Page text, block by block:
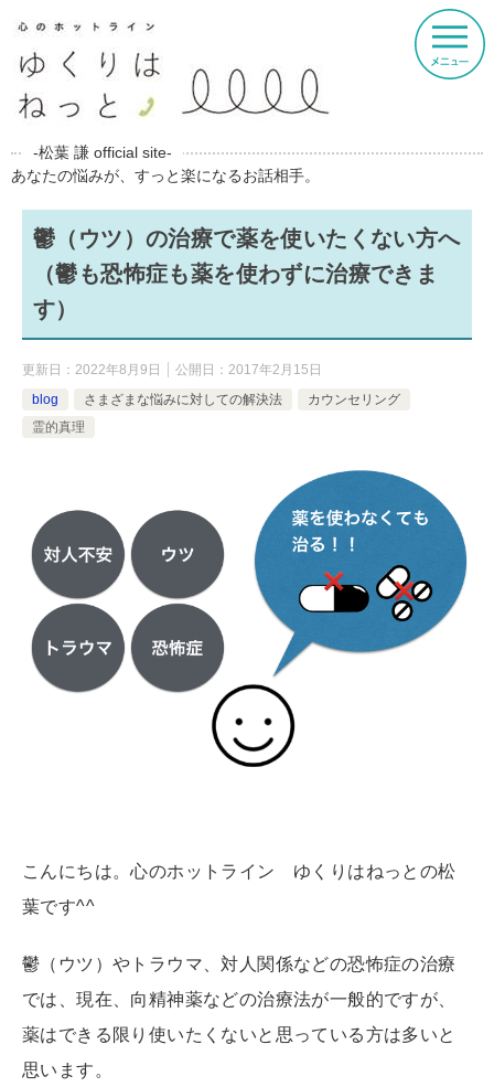
-松葉 謙 official site-
あなたの悩みが、すっと楽になるお話相手。
鬱（ウツ）の治療で薬を使いたくない方へ
（鬱も恐怖症も薬を使わずに治療できま
す）
更新日： 2022年8月9日 公開日： 2017年2月15日
blog
さまざまな悩みに対しての解決法
カウンセリング
霊的真理
こんにちは。心のホットライン ゆくりはねっとの松
葉です^^
鬱（ウツ）やトラウマ、対人関係などの恐怖症の治療
では、現在、向精神薬などの治療法が一般的ですが、
薬はできる限り使いたくないと思っている方は多いと
思います。